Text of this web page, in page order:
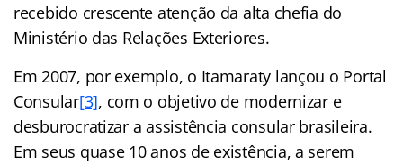
recebido crescente atenção da alta chefia do
Ministério das Relações Exteriores.
Em 2007, por exemplo, o Itamaraty lançou o Portal
Consular[3], com o objetivo de modernizar e
desburocratizar a assistência consular brasileira.
Em seus quase 10 anos de existência, a serem